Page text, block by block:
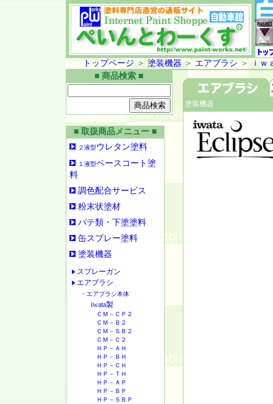
トップページ ＞ 塗装機器＞ エアブラシ ＞
ｉｗ
■ 商品検索 ■
■ 取扱商品メニュー ■
２液型ウレタン塗料
１液型ベースコート塗
料
調色配合サービス
粉末状塗材
パテ類・下塗塗料
缶スプレー塗料
塗装機器
スプレーガン
エアブラシ
・エアブラシ本体
iwata製
ＣＭ－ＣＰ２
ＣＭ－Ｂ２
ＣＭ－ＳＢ２
ＣＭ－Ｃ２
ＨＰ－ＡＨ
ＨＰ－ＢＨ
ＨＰ－ＣＨ
ＨＰ－ＴＨ
ＨＰ－ＡＰ
ＨＰ－ＢＰ
ＨＰ－ＳＢＰ
塗装機器